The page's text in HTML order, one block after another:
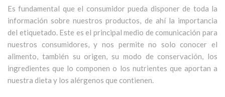
Es fundamental que el consumidor pueda disponer de toda la
información sobre nuestros productos, de ahí la importancia
del etiquetado. Este es el principal medio de comunicación para
nuestros consumidores, y nos permite no solo conocer el
alimento, también su origen, su modo de conservación, los
ingredientes que lo componen o los nutrientes que aportan a
nuestra dieta y los alérgenos que contienen.